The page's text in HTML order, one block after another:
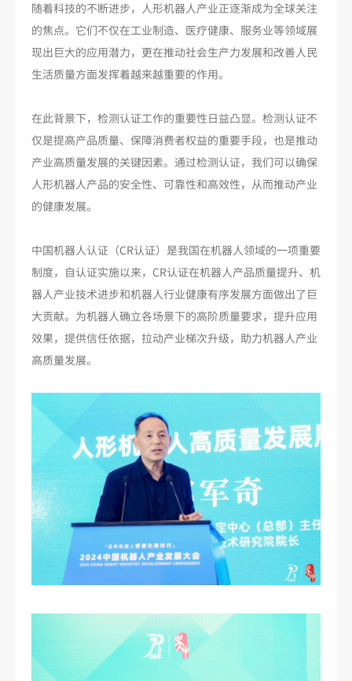
随着科技的不断进步，人形机器人产业正逐渐成为全球关注
的焦点。它们不仅在工业制造、医疗健康、服务业等领域展
现出巨大的应用潜力，更在推动社会生产力发展和改善人民
生活质量方面发挥着越来越重要的作用。
在此背景下，检测认证工作的重要性日益凸显。检测认证不
仅是提高产品质量、保障消费者权益的重要手段，也是推动
产业高质量发展的关键因素。通过检测认证，我们可以确保
人形机器人产品的安全性、可靠性和高效性，从而推动产业
的健康发展。
中国机器人认证（CR认证）是我国在机器人领域的一项重要
制度，自认证实施以来，CR认证在机器人产品质量提升、机
器人产业技术进步和机器人行业健康有序发展方面做出了巨
大贡献。为机器人确立各场景下的高阶质量要求，提升应用
效果，提供信任依据，拉动产业梯次升级，助力机器人产业
高质量发展。